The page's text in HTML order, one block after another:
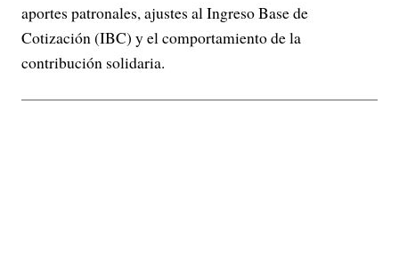
aportes patronales, ajustes al Ingreso Base de
Cotización (IBC) y el comportamiento de la
contribución solidaria.